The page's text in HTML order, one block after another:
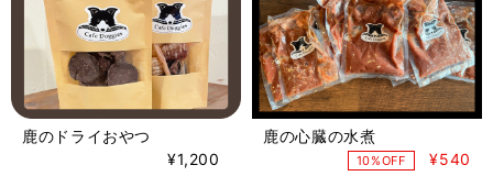
鹿のドライおやつ
¥1,200
鹿の心臓の水煮
10%OFF ¥540